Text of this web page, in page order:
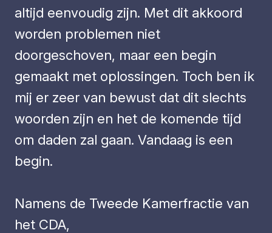
altijd eenvoudig zijn. Met dit akkoord
worden problemen niet
doorgeschoven, maar een begin
gemaakt met oplossingen. Toch ben ik
mij er zeer van bewust dat dit slechts
woorden zijn en het de komende tijd
om daden zal gaan. Vandaag is een
begin.
Namens de Tweede Kamerfractie van
het CDA,